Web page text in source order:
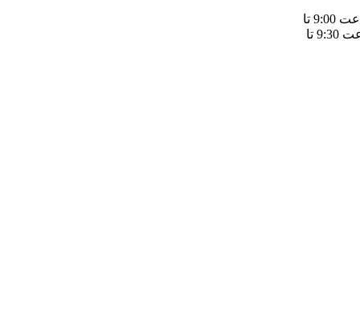
شنبه تا چهارشنبه از ساعت 9:00 تا
20:000/ پنجشنبه ها از ساعت 9:30 تا